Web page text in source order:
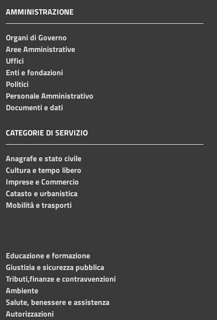
AMMINISTRAZIONE
Organi di Governo
Aree Amministrative
Uffici
Enti e fondazioni
Politici
Personale Amministrativo
Documenti e dati
CATEGORIE DI SERVIZIO
Anagrafe e stato civile
Cultura e tempo libero
Imprese e Commercio
Catasto e urbanistica
Mobilità e trasporti
Educazione e formazione
Giustizia e sicurezza pubblica
Tributi,finanze e contravvenzioni
Ambiente
Salute, benessere e assistenza
Autorizzazioni